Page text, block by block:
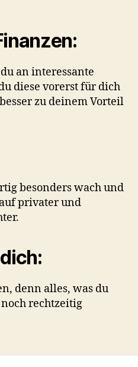
an interessante
diese vorerst für dich
zu deinem Vorteil
besonders wach und
privater und
denn alles, was du
rechtzeitig